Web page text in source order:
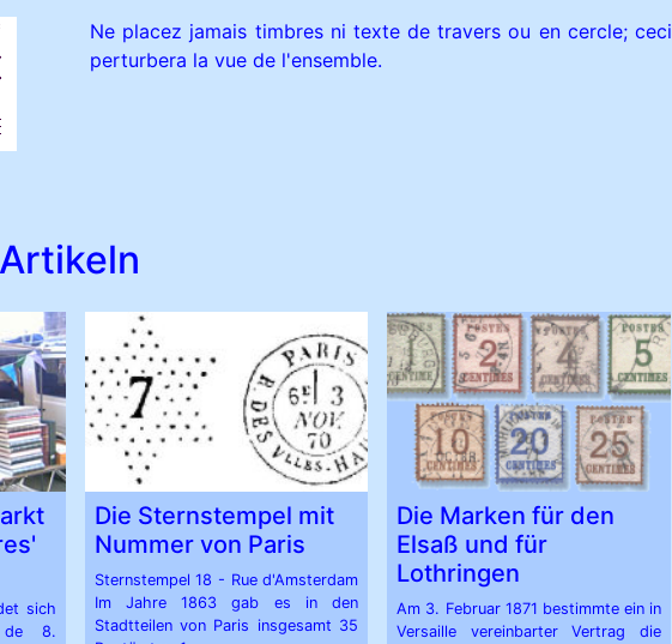
Ne placez jamais timbres ni texte de travers ou en cercle; ceci
perturbera la vue de l'ensemble.
sich
de 8.
Die Sternstempel mit
Nummer von Paris
Sternstempel 18 - Rue d'Amsterdam
Im Jahre 1863 gab es in den
Stadtteilen von Paris insgesamt 35
Die Marken für den
Elsaß und für
Lothringen
Am 3. Februar 1871 bestimmte ein in
Versaille vereinbarter Vertrag die